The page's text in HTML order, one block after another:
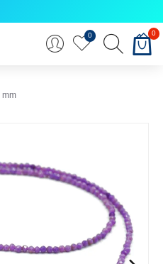
0 0
mm